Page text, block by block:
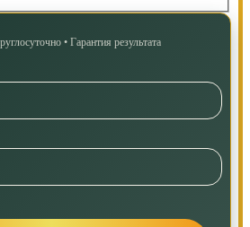
• Гарантия результата